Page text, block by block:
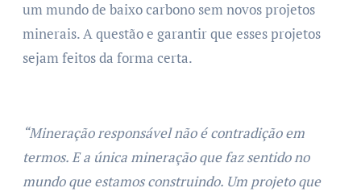
um mundo de baixo carbono sem novos projetos
minerais. A questão e garantir que esses projetos
sejam feitos da forma certa.
“Mineração responsável não é contradição em
termos. E a única mineração que faz sentido no
mundo que estamos construindo. Um projeto que